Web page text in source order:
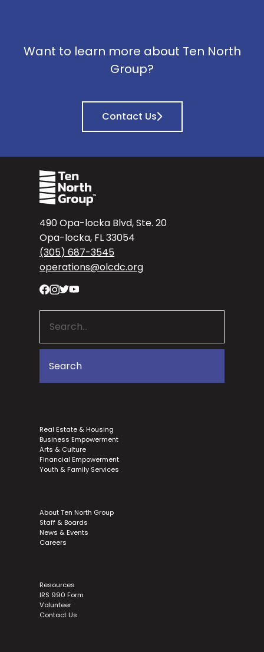
Want to learn more about Ten North
Group?
Contact Us
490 Opa-locka Blvd, Ste. 20
Opa-locka, FL 33054
(305) 687-3545
operations@olcdc.org
Real Estate & Housing
Business Empowerment
Arts & Culture
Financial Empowerment
Youth & Family Services
About Ten North Group
Staff & Boards
News & Events
Careers
Resources
IRS 990 Form
Volunteer
Contact Us